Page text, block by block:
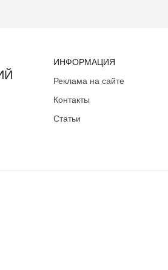
ИНФОРМАЦИЯ
Реклама на сайте
Контакты
Статьи